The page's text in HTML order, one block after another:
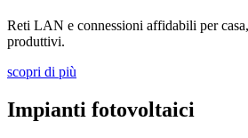
Reti LAN e connessioni affidabili per
produttivi.
scopri di più
Impianti fotovoltaici